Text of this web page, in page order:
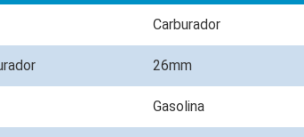
Carburador
26mm
Gasolina